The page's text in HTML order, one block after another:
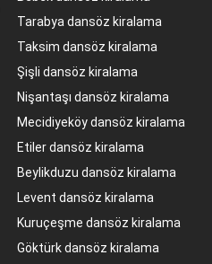
Tarabya dansöz kiralama
Taksim dansöz kiralama
Şişli dansöz kiralama
Nişantaşı dansöz kiralama
Mecidiyeköy dansöz kiralama
Etiler dansöz kiralama
Beylikduzu dansöz kiralama
Levent dansöz kiralama
Kuruçeşme dansöz kiralama
Göktürk dansöz kiralama